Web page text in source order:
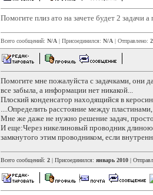
Помогите плиз ато на зачете будет 2 задачи
Всего сообщений: N/A | Присоединился: N/A | Отправлено:
Помогите мне пожалуйста с задачками, они
все забыла, а информации нет никакой...
Плоский конденсатор находящийся в
....Определить расстояние между
Мне же даже не нужно решение задач,
И еще:Через никелиновый проводник длиною
замкнутого этим проводником, если
Всего сообщений: 2 | Присоединился: январь 2010 |